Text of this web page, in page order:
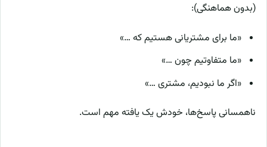
(بدون هماهنگی):
«ما برای مشتریانی هستیم که …»
«ما متفاوتیم چون …»
«اگر ما نبودیم، مشتری …»
ناهمسانی پاسخ‌ها، خودش یک یافته مهم است.